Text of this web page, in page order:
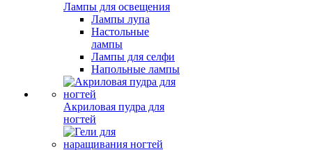
Лампы для освещения
Лампы лупа
Настольные
лампы
Лампы для селфи
Напольные лампы
Акриловая пудра для
ногтей